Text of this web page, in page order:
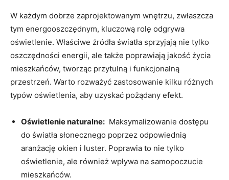
W każdym dobrze zaprojektowanym wnętrzu,‌ zwłaszcza
tym energooszczędnym,⁢ kluczową rolę odgrywa​
oświetlenie. Właściwe źródła światła⁢ sprzyjają nie⁢ tylko
oszczędności energii, ale także poprawiają jakość życia⁣
mieszkańców, tworząc przytulną ⁤i funkcjonalną
przestrzeń. Warto rozważyć zastosowanie kilku różnych
typów oświetlenia, aby uzyskać pożądany efekt.
Oświetlenie naturalne: ⁢ Maksymalizowanie dostępu
do⁣ światła słonecznego poprzez odpowiednią
aranżację okien i luster. Poprawia⁢ to nie tylko ​
oświetlenie, ale również wpływa na samopoczucie
mieszkańców.